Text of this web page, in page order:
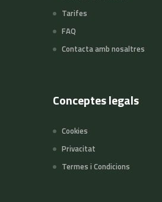
Tarifes
FAQ
Contacta amb nosaltres
Conceptes legals
Cookies
Privacitat
Termes i Condicions